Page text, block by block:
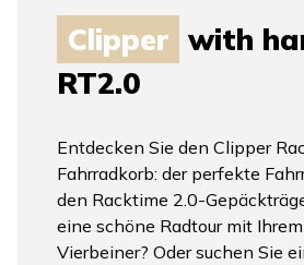
Clipper with
RT2.0
Entdecken Sie den Clipper
Fahrradkorb: der perfekte
den Racktime 2.0-
eine schöne Radtour mit
Vierbeiner? Oder suchen Sie